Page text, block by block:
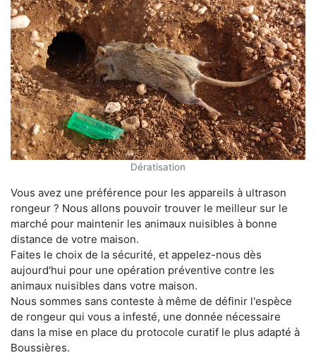
Dératisation
Vous avez une préférence pour les appareils à ultrason
rongeur ? Nous allons pouvoir trouver le meilleur sur le
marché pour maintenir les animaux nuisibles à bonne
distance de votre maison.
Faites le choix de la sécurité, et appelez-nous dès
aujourd'hui pour une opération préventive contre les
animaux nuisibles dans votre maison.
Nous sommes sans conteste à même de définir l'espèce
de rongeur qui vous a infesté, une donnée nécessaire
dans la mise en place du protocole curatif le plus adapté à
Boussières.